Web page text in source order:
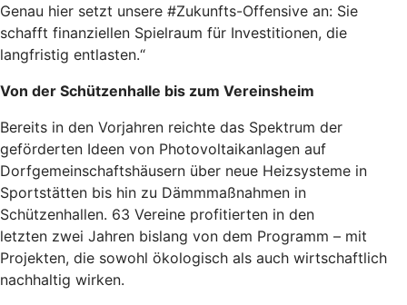
Genau hier setzt unsere #Zukunfts-Offensive an: Sie
schafft finanziellen Spielraum für Investitionen, die
langfristig entlasten.“
Von der Schützenhalle bis zum Vereinsheim
Bereits in den Vorjahren reichte das Spektrum der
geförderten Ideen von Photovoltaikanlagen auf
Dorfgemeinschaftshäusern über neue Heizsysteme in
Sportstätten bis hin zu Dämmmaßnahmen in
Schützenhallen. 63 Vereine profitierten in den
letzten zwei Jahren bislang von dem Programm – mit
Projekten, die sowohl ökologisch als auch wirtschaftlich
nachhaltig wirken.